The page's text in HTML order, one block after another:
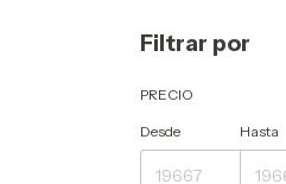
Filtrar por
PRECIO
Desde Hasta